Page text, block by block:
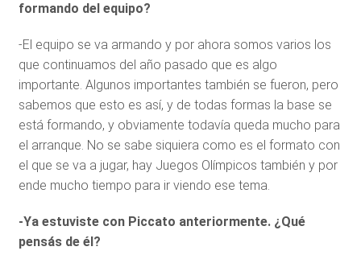
formando del equipo?
-El equipo se va armando y por ahora somos varios los
que continuamos del año pasado que es algo
importante. Algunos importantes también se fueron, pero
sabemos que esto es así, y de todas formas la base se
está formando, y obviamente todavía queda mucho para
el arranque. No se sabe siquiera como es el formato con
el que se va a jugar, hay Juegos Olímpicos también y por
ende mucho tiempo para ir viendo ese tema.
-Ya estuviste con Piccato anteriormente. ¿Qué
pensás de él?